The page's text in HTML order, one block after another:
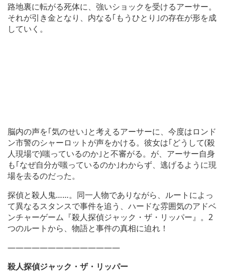
路地裏に転がる死体に、強いショックを受けるアーサー。
それが引き金となり、内なる｢もうひとり｣の存在が形を成
していく。
脳内の声を｢気のせい｣と考えるアーサーに、今度はロンド
ン市警のシャーロットが声をかける。彼女は｢どうして(殺
人現場で)嗤っているのか｣と不審がる。が、アーサー自身
も｢なぜ自分が嗤っているのか｣わからず、逃げるように現
場を去るのだった。
探偵と殺人鬼……。同一人物でありながら、ルートによっ
て異なるスタンスで事件を追う、ハードな雰囲気のアドベ
ンチャーゲーム『殺人探偵ジャック・ザ・リッパー』。2
つのルートから、物語と事件の真相に迫れ！
——————————————
殺人探偵ジャック・ザ・リッパー